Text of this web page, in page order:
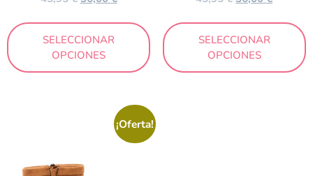
SELECCIONAR
OPCIONES
SELECCIONAR
OPCIONES
¡Oferta!